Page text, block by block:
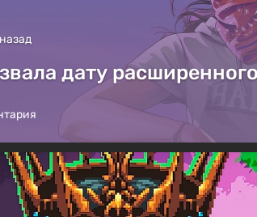
дату